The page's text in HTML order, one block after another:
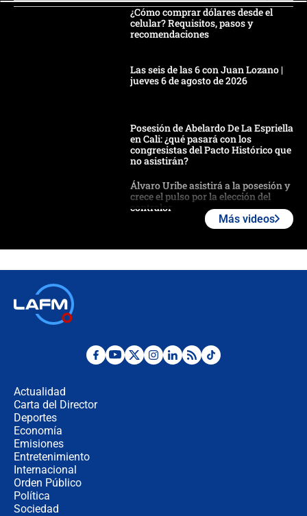
¿Cómo comprar dólares desde el
celular? Requisitos, pasos y
recomendaciones
Las seis de las 6 con Juan Lozano |
jueves 6 de agosto de 2026
Posesión de Abelardo De La Espriella
en Cali: ¿qué pasará con los
congresistas del Pacto Histórico que
no asistirán?
Álvaro Uribe asistirá a la posesión y
crece el pulso por la elección del
contralor
Estratega de Abelardo de la Espriella
Más videos
Actualidad
Carta del Director
Deportes
Economía
Emisiones
Entretenimiento
Internacional
Orden Público
Política
Sociedad